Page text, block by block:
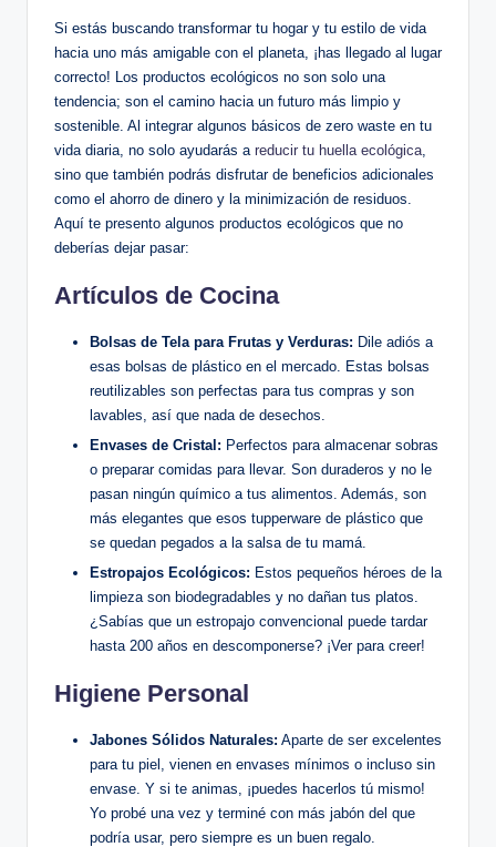
Si estás buscando transformar tu hogar y tu estilo de vida
hacia uno más amigable con el planeta, ¡has llegado al lugar
correcto! Los productos ecológicos no son solo una
tendencia; son el camino hacia un futuro más limpio y
sostenible. Al integrar algunos básicos de zero waste en tu
vida diaria, no solo ayudarás a reducir tu huella ecológica
sino que también podrás disfrutar de beneficios adicionales
como el ahorro de dinero y la minimización de residuos.
Aquí te presento algunos productos ecológicos que no
deberías dejar pasar:
Artículos de Cocina
Bolsas de Tela para Frutas y Verduras: Dile adiós a
esas bolsas de plástico en el mercado. Estas bolsas
reutilizables son perfectas para tus compras y son
lavables, así que nada de desechos.
Envases de Cristal: Perfectos para almacenar sobras
o preparar comidas para llevar. Son duraderos y no le
pasan ningún químico a tus alimentos. Además, son
más elegantes que esos tupperware de plástico que
se quedan pegados a la salsa de tu mamá.
Estropajos Ecológicos: Estos pequeños héroes de la
limpieza son biodegradables y no dañan tus platos.
¿Sabías que un estropajo convencional puede tardar
hasta 200 años en descomponerse? ¡Ver para creer!
Higiene Personal
Jabones Sólidos Naturales: Aparte de ser excelentes
para tu piel, vienen en envases mínimos o incluso sin
envase. Y si te animas, ¡puedes hacerlos tú mismo!
Yo probé una vez y terminé con más jabón del que
podría usar, pero siempre es un buen regalo.